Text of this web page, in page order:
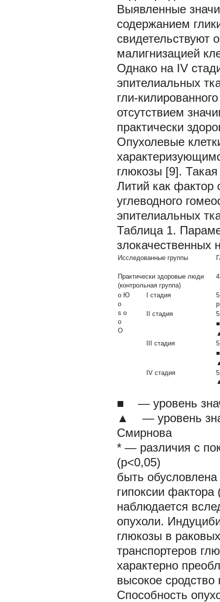
Выявленные
содержанием
свидетельствуют
малигнизацией
Однако на IV
эпителиальных
гли-
отсутствием
практически
Опухолевые
глюкозы [9].
Литий как фактор
углеводного
эпителиальных
Таблица 1.
злокачественных
Исследованные группы
Практически здоровые люди
(контрольная группа)
о Ю
о
s о
о
О
I стадия
II стадия
III стадия
IV стадия
■ — уровень
▲ — уровень
Смирнова
* — различия с
(р<0,05)
быть
гипоксии
наблюдается
опухоли.
глюкозы в
транспортеров
характерно
высокое сродство
Способность